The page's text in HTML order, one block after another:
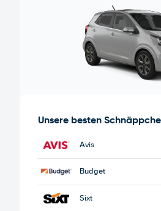
Unsere besten
Avis
Budget
Sixt